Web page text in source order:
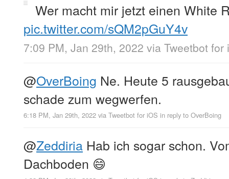
Wer macht mir jetzt einen White
pic.twitter.com/sQM2pGuY4v
7:09 PM, Jan 29th, 2022 via Tweetbot for
@OverBoing Ne. Heute 5
schade zum wegwerfen.
6:18 PM, Jan 29th, 2022 via Tweetbot for iΟS in reply to OverBoing
@Zeddiria Hab ich sogar schon.
Dachboden 😄